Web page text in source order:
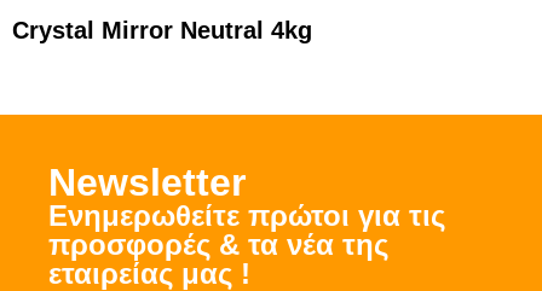
Crystal Mirror Neutral 4kg
Νewsletter
Ενημερωθείτε πρώτοι για τις
προσφορές & τα νέα της
εταιρείας μας !